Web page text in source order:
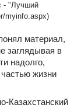
myinfo.aspx)
материал,
заглядывая в
надолго,
жизни
Казахстанский